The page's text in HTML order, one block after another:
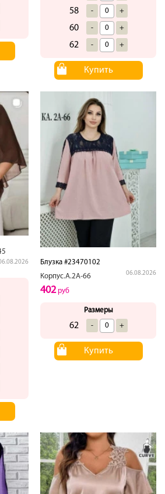
58 - +
60 - +
62 - +
Купить
Блузка #23470102
Корпус.А.2А-66
06.08.2026
402руб
Размеры
62 - +
Купить